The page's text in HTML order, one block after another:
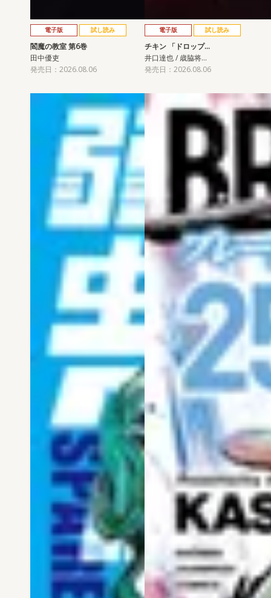
電子版 試し読み
閻魔の教室 第6巻
田中優吏
発売日：2026.08.06
電子版 試し読み
チキン 「ドロップ…
井口達也 / 歳脇将…
発売日：2026.08.06